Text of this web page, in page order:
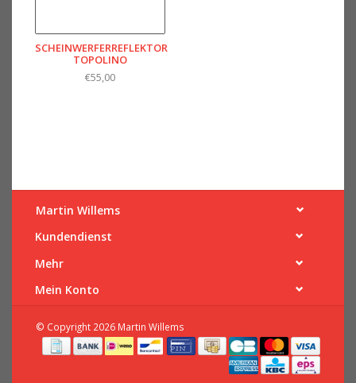
SCHEINWERFERREFLEKTOR
TOPOLINO
€55,00
Martin Willems
Kundendienst
Mehr
Mein Konto
© Copyright 2026 Martin Willems